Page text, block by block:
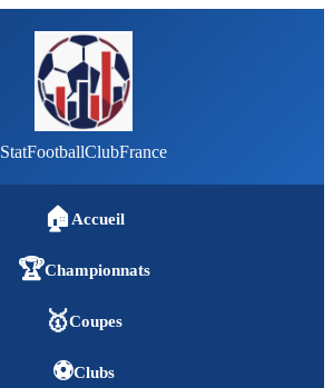
StatFootballClubFrance
🏠 Accueil
🏆Championnats
🥇Coupes
⚽Clubs